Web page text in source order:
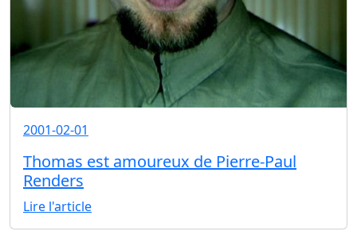
2001-02-01
Thomas est amoureux de Pierre-Paul
Renders
Lire l'article